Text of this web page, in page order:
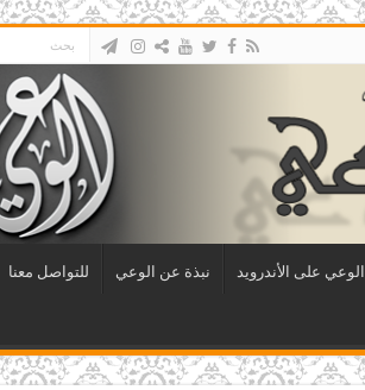
الوعي على الأندرويد نبذة عن الوعي للتواصل معنا